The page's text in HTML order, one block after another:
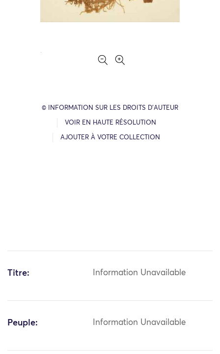
© INFORMATION SUR LES DROITS D’AUTEUR
VOIR EN HAUTE RÉSOLUTION
AJOUTER À VOTRE COLLECTION
Titre: Information Unavailable
Peuple: Information Unavailable